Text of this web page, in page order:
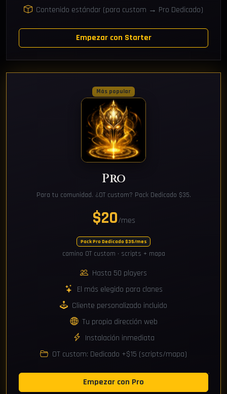
Contenido estándar (para custom → Pro Dedicado)
Empezar con Starter
Más popular
Pro
Para tu comunidad. ¿OT custom? Pack Dedicado $35.
$20/mes
Pack Pro Dedicado $35/mes
camino OT custom · scripts + mapa
Hasta 50 players
El más elegido para clanes
Cliente personalizado incluido
Tu propia dirección web
Instalación inmediata
OT custom: Dedicado +$15 (scripts/mapa)
Empezar con Pro